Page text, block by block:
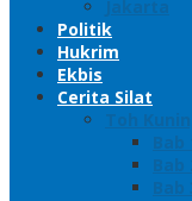
Jakarta
Politik
Hukrim
Ekbis
Cerita Silat
Toh
Bab
Bab
Bab